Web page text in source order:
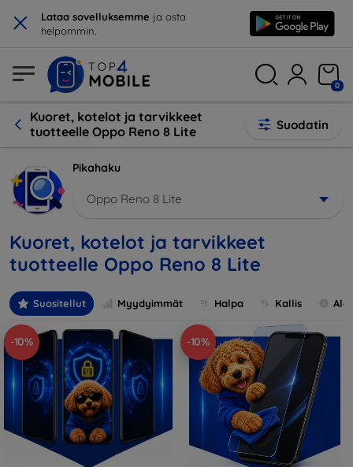
× Lataa sovelluksemme ja osta
helpommin.
0
Kuoret, kotelot ja tarvikkeet
tuotteelle Oppo Reno 8 Lite
Suodatin
Pikahaku
Oppo Reno 8 Lite
Kuoret, kotelot ja tarvikkeet
tuotteelle Oppo Reno 8 Lite
Suositellut Myydyimmät Halpa Kallis
-10% -10%